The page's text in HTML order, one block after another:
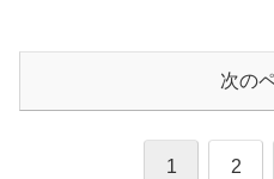
次の
1 2